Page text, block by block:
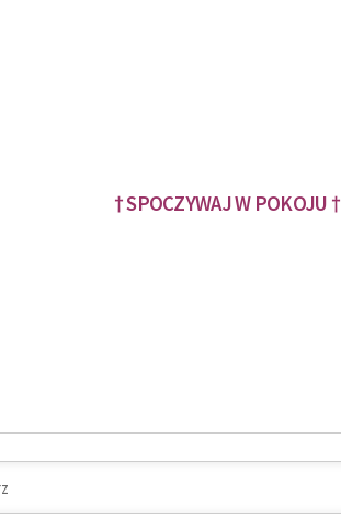
† SPOCZYWAJ W POKOJU †